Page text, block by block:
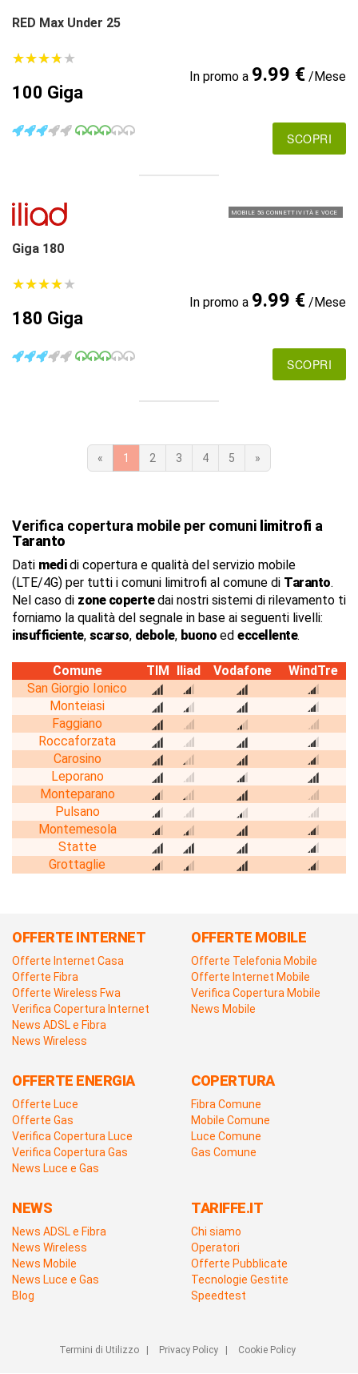
RED Max Under 25
★★★★★
★★★★★
100 Giga
In promo a 9.99 €/Mese
SCOPRI
MOBILE 5G CONNETTIVITÀ E VOCE
Giga 180
★★★★★
★★★★★
180 Giga
In promo a 9.99 €/Mese
SCOPRI
« 1 2 3 4 5 »
Verifica copertura mobile per comuni limitrofi a
Taranto
Dati medidi copertura e qualità del servizio mobile
(LTE/4G) per tutti i comuni limitrofi al comune di Taranto.
Nel caso di zone copertedai nostri sistemi di rilevamento ti
forniamo la qualità del segnale in base ai seguenti livelli:
insufficiente, scarso, debole, buono ed eccellente.
Comune TIM Iliad Vodafone
WindTre
San Giorgio Ionico
Monteiasi
Faggiano
Roccaforzata
Carosino
Leporano
Monteparano
Pulsano
Montemesola
Statte
Grottaglie
OFFERTE INTERNET
Offerte Internet Casa
Offerte Fibra
Offerte Wireless Fwa
Verifica Copertura Internet
News ADSL e Fibra
News Wireless
OFFERTE MOBILE
Offerte Telefonia Mobile
Offerte Internet Mobile
Verifica Copertura Mobile
News Mobile
OFFERTE ENERGIA
Offerte Luce
Offerte Gas
Verifica Copertura Luce
Verifica Copertura Gas
News Luce e Gas
COPERTURA
Fibra Comune
Mobile Comune
Luce Comune
Gas Comune
NEWS
News ADSL e Fibra
News Wireless
News Mobile
News Luce e Gas
Blog
TARIFFE.IT
Chi siamo
Operatori
Offerte Pubblicate
Tecnologie Gestite
Speedtest
Termini di Utilizzo| Privacy Policy| Cookie Policy